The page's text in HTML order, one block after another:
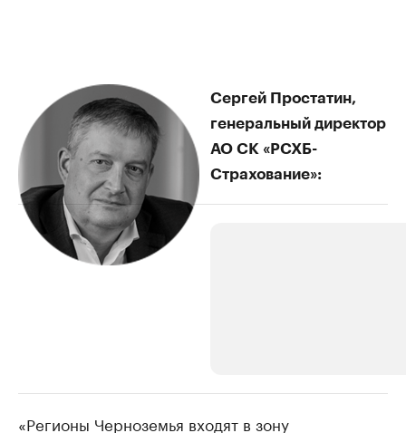
Сергей Простатин,
генеральный директор
АО СК «РСХБ-
Страхование»:
«Регионы Черноземья входят в зону